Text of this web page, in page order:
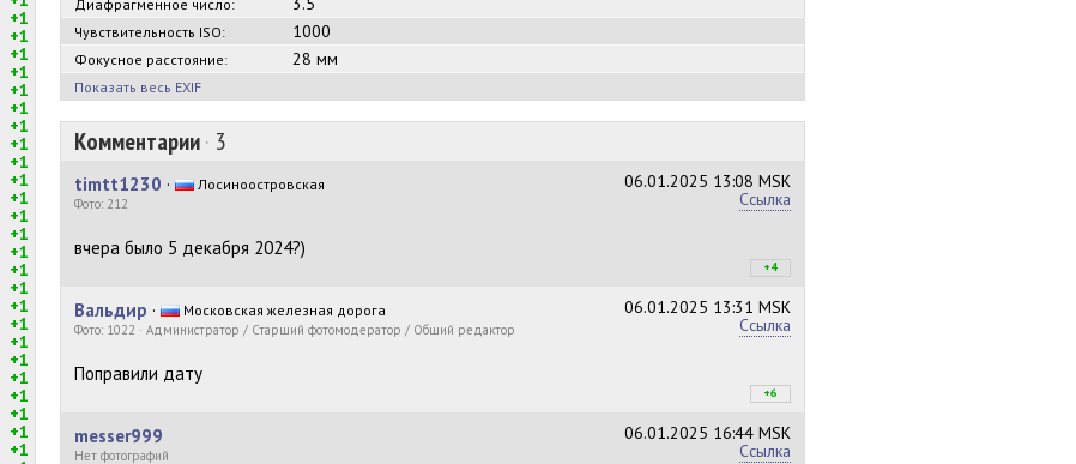
+1
+1
+1
+1
+1
+1
+1
+1
+1
+1
+1
+1
+1
+1
+1
+1
+1
+1
+1
+1
+1
+1
+1
+1
+1
Диафрагменное число:
Чувствительность ISO: 1000
Фокусное расстояние: 28 мм
Показать весь EXIF
Комментарии· 3
06.01.2025 13:08 MSK
Ссылка
timtt1230 · Лосиноостровская
Фото: 212
вчера было 5 декабря 2024?)
+4
/–1
06.01.2025 13:31 MSK
Ссылка
Вальдир · Московская железная дорога
Фото: 1022 · Администратор / Старший фотомодератор / Общий редактор
Поправили дату
+6
/–1
06.01.2025 16:44 MSK
Ссылка
messer999
Нет фотографий